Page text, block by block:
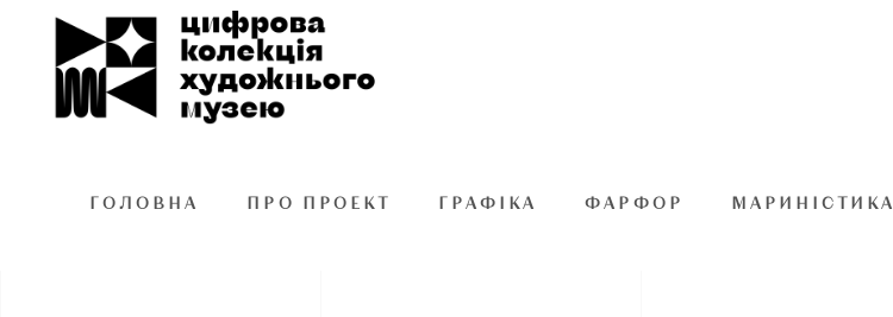
ГОЛОВНА ПРО ПРОЕКТ ГРАФІКА ФАРФОР МАРИНІСТИКА